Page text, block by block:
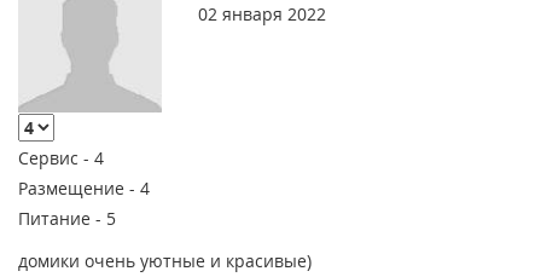
02 января 2022
Сервис - 4
Размещение - 4
Питание - 5
домики очень уютные и красивые)